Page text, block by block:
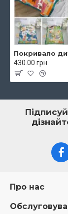
430.00 грн.
Про нас